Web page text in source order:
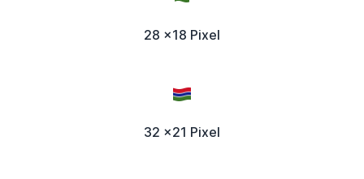
28 x18 Pixel
32 x21 Pixel